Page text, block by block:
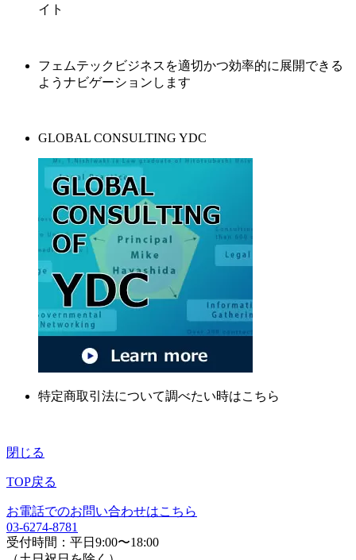
イト
フェムテックビジネスを適切かつ効率的に展開できる
ようナビゲーションします
GLOBAL CONSULTING YDC
特定商取引法について調べたい時はこちら
閉じる
TOP戻る
お電話でのお問い合わせはこちら
03-6274-8781
受付時間：平日9:00〜18:00